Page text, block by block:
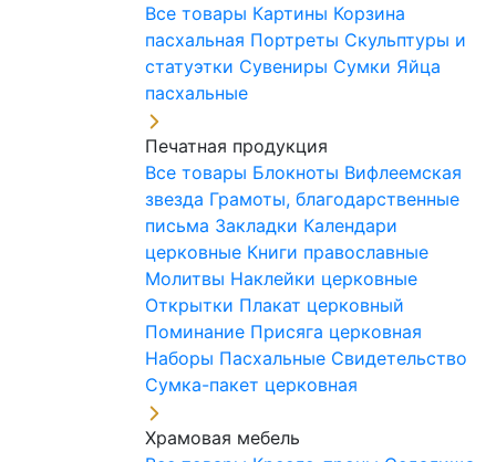
Все товары Картины Корзина
пасхальная Портреты Скульптуры и
статуэтки Сувениры Сумки Яйца
пасхальные
Печатная продукция
Все товары Блокноты Вифлеемская
звезда Грамоты, благодарственные
письма Закладки Календари
церковные Книги православные
Молитвы Наклейки церковные
Открытки Плакат церковный
Поминание Присяга церковная
Наборы Пасхальные Свидетельство
Сумка-пакет церковная
Храмовая мебель